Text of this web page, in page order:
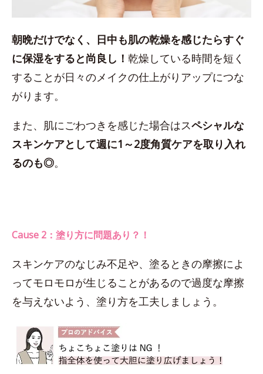
朝晩だけでなく、日中も肌の乾燥を感じたらすぐ
に保湿をすると尚良し！ 乾燥している時間を短く
することが日々のメイクの仕上がりアップにつな
がります。
また、肌にごわつきを感じた場合はスペシャルな
スキンケアとして週に1～2度角質ケアを取り入れ
るのも◎。
Cause 2：塗り方に問題あり？！
スキンケアのなじみ不足や、塗るときの摩擦によ
ってモロモロが生じることがあるので過度な摩擦
を与えないよう、塗り方を工夫しましょう。